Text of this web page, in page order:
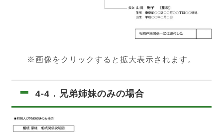
※画像をクリックすると拡大表示されます。
4-4．兄弟姉妹のみの場合